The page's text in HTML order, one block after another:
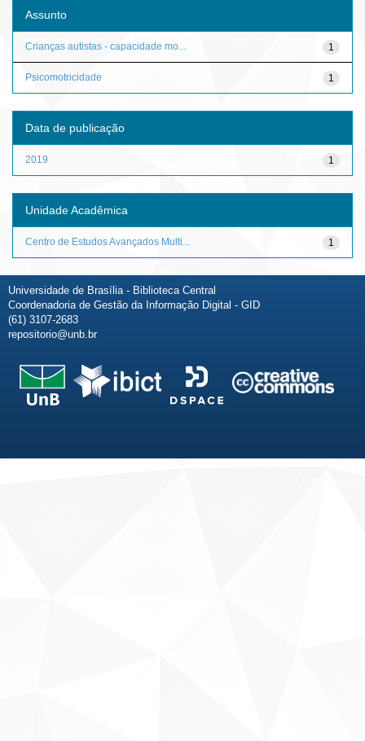
Assunto
1
Crianças autistas - capacidade mo...
1
Psicomotricidade
Data de publicação
1
2019
Unidade Acadêmica
1
Centro de Estudos Avançados Multi...
Universidade de Brasília - Biblioteca Central
Coordenadoria de Gestão da Informação Digital - GID
(61) 3107-2683
repositorio@unb.br